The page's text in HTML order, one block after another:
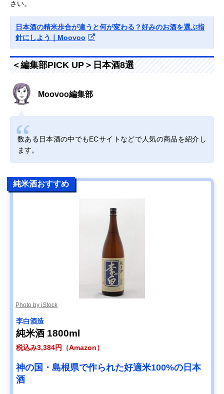
さい。
日本酒の精米歩合が違うと何が変わる？好みのお酒を選ぶ指
針にしよう｜Moovoo
＜編集部PICK UP＞日本酒8選
Moovoo編集部
数ある日本酒の中でもECサイトなどで人気の商品を紹介し
ます。
純米酒おすすめ
Photo by iStock
李白酒造
純米酒 1800ml
税込み3,384円（Amazon）
神の国・島根県で作られた好適米100%の日本
酒